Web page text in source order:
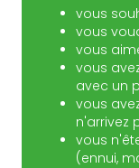
vous
vous
vous
vous
avec un
vous
n'arrivez
vous
(ennui,